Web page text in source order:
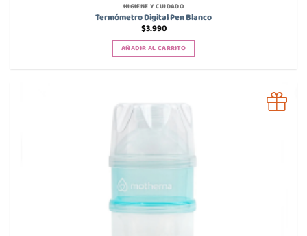
HIGIENE Y CUIDADO
Termómetro Digital Pen Blanco
$3.990
AÑADIR AL CARRITO